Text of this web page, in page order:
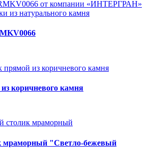
коричневого камня
мраморный "Светло-бежевый